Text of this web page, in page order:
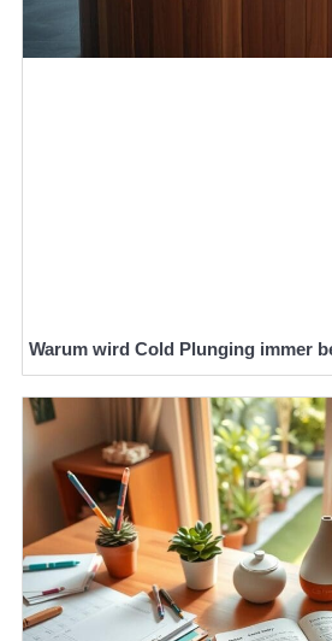
Warum wird Cold Plunging immer